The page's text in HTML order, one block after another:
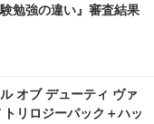
勉強の違い』審査結果
オブ デューティ ヴァ
リロジーパック＋ハッ